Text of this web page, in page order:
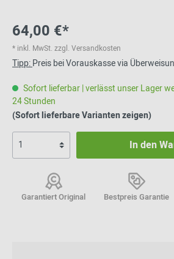
64,00 €*
* inkl. MwSt. zzgl. Versandkosten
Tipp:Preis bei Vorauskasse via
Sofort lieferbar | verlässt unser Lager
24 Stunden
(Sofort lieferbare Varianten zeigen)
In den
Garantiert Original Bestpreis Garantie